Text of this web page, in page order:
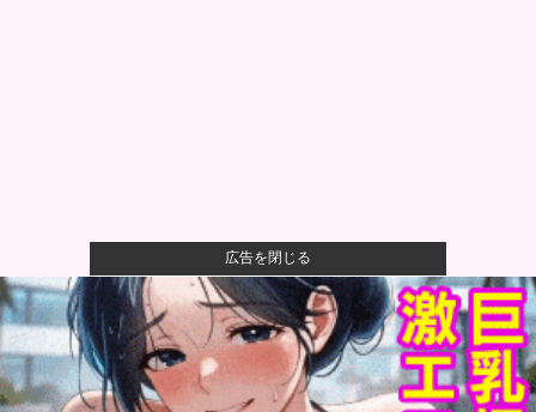
広告を閉じる